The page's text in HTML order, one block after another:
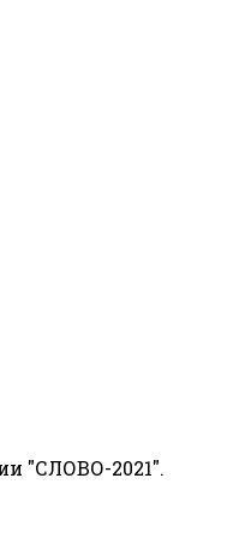
"СЛОВО-2021".